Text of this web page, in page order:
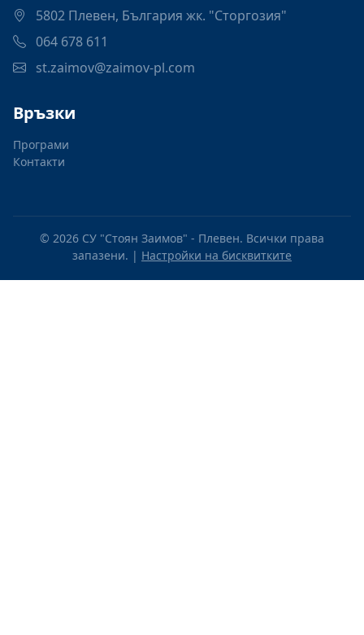
5802 Плевен, България жк. "Сторгозия"
064 678 611
st.zaimov@zaimov-pl.com
Връзки
Програми
Контакти
© 2026 СУ "Стоян Заимов" - Плевен. Всички права
запазени. | Настройки на бисквитките